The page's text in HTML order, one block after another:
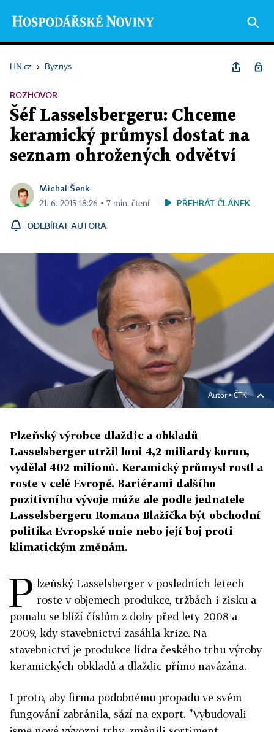
HN.cz › Byznys
ROZHOVOR
Šéf Lasselsbergeru: Chceme
keramický průmysl dostat na
seznam ohrožených odvětví
Michal Šenk
21. 6. 2015 18:26 ▪ 7 min. čtení PŘEHRÁT ČLÁNEK
ODEBÍRAT AUTORA
Autor ▪ ČTK
Plzeňský výrobce dlaždic a obkladů
Lasselsberger utržil loni 4,2 miliardy korun,
vydělal 402 milionů. Keramický průmysl rostl a
roste v celé Evropě. Bariérami dalšího
pozitivního vývoje může ale podle jednatele
Lasselsbergeru Romana Blažíčka být obchodní
politika Evropské unie nebo její boj proti
klimatickým změnám.
P lzeňský Lasselsberger v posledních letech
roste v objemech produkce, tržbách i zisku a
pomalu se blíží číslům z doby před lety 2008 a
2009, kdy stavebnictví zasáhla krize. Na
stavebnictví je produkce lídra českého trhu výroby
keramických obkladů a dlaždic přímo navázána.
I proto, aby firma podobnému propadu ve svém
fungování zabránila, sází na export. "Vybudovali